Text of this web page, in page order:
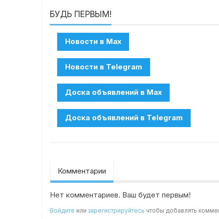
БУДЬ ПЕРВЫМ!
Комментарии
Нет комментариев. Ваш будет первым!
Войдите илизарегистрируйтесь чтобы добавлять